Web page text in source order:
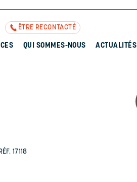
ÊTRE RECONTACTÉ
QUI SOMMES-NOUS ACTUALITÉS
17118